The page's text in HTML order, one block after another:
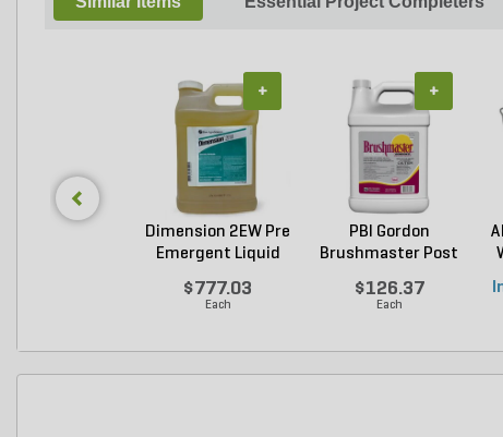
Dimension 2EW Pre
Emergent Liquid
$777.03
Each
+
PBI Gordon
Brushmaster Post
$126.37
Each
+